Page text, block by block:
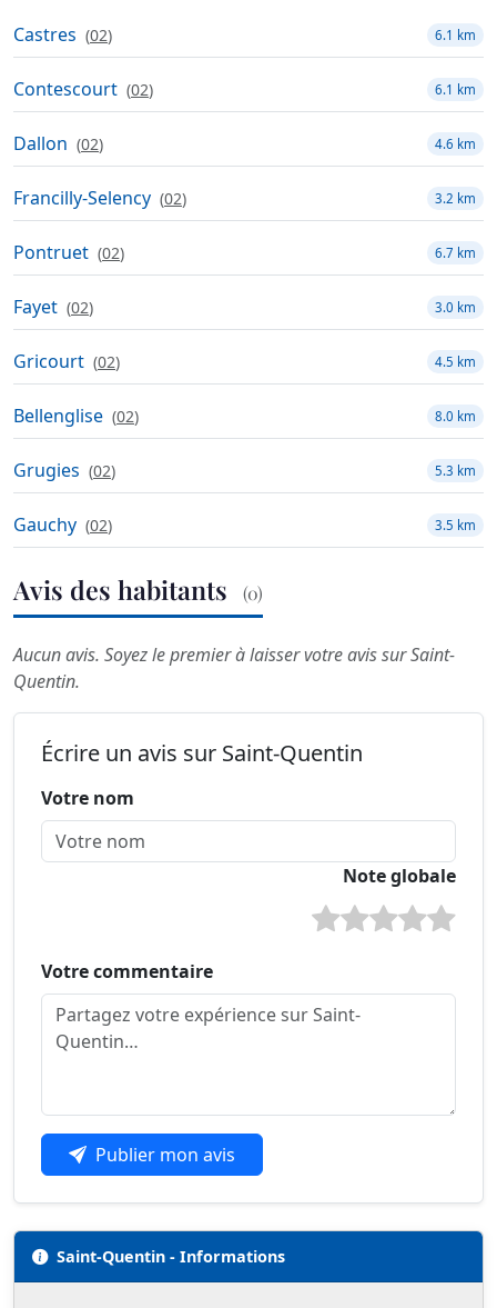
Castres (02) 6.1 km
Contescourt (02) 6.1 km
Dallon (02) 4.6 km
Francilly-Selency (02) 3.2 km
Pontruet (02) 6.7 km
Fayet (02) 3.0 km
Gricourt (02) 4.5 km
Bellenglise (02) 8.0 km
Grugies (02) 5.3 km
Gauchy (02) 3.5 km
Avis des habitants (0)
Aucun avis. Soyez le premier à laisser votre avis sur Saint-
Quentin.
Écrire un avis sur Saint-Quentin
Votre nom
Note globale
Votre commentaire
Publier mon avis
Saint-Quentin - Informations